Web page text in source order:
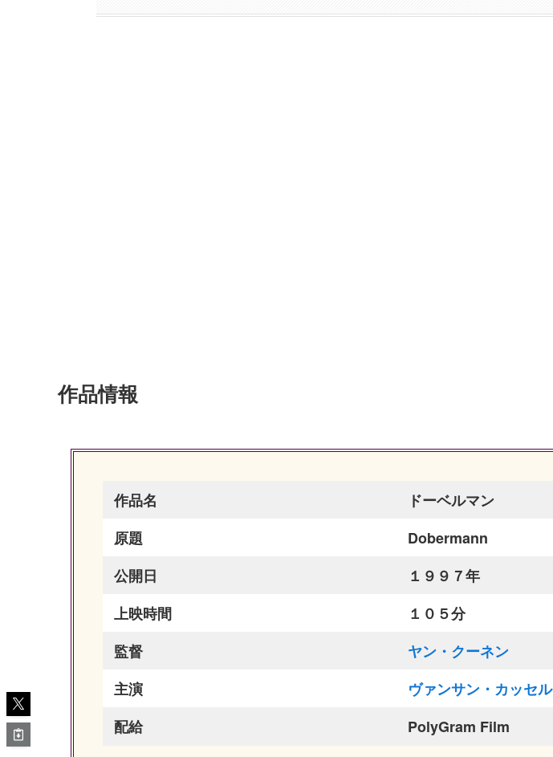
作品情報
作品名
ドーベルマン
原題
Dobermann
公開日
１９９７年
上映時間
１０５分
監督
ヤン・クーネン
主演
ヴァンサン・カッセル
配給
PolyGram Film